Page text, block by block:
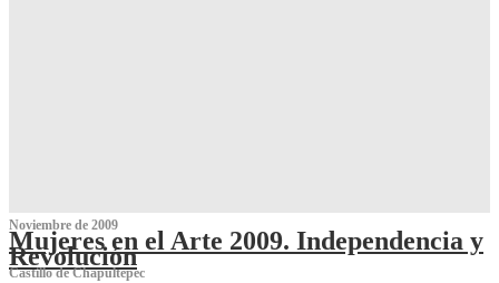
Noviembre de 2009
Mujeres en el Arte 2009. Independencia y
Revolución
Castillo de Chapultepec